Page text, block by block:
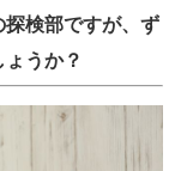
検部ですが、ず
うか？